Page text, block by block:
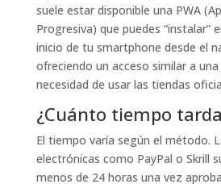
suele estar disponible una PWA
Progresiva) que puedes “instalar”
inicio de tu smartphone desde el
ofreciendo un acceso similar a
necesidad de usar las tiendas
¿Cuánto tiempo
El tiempo varía según el método.
electrónicas como PayPal o Skrill
menos de 24 horas una vez